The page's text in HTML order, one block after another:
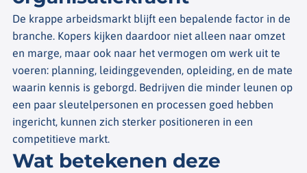
De krappe arbeidsmarkt blijft een bepalende factor in de
branche. Kopers kijken daardoor niet alleen naar omzet
en marge, maar ook naar het vermogen om werk uit te
voeren: planning, leidinggevenden, opleiding, en de mate
waarin kennis is geborgd. Bedrijven die minder leunen op
een paar sleutelpersonen en processen goed hebben
ingericht, kunnen zich sterker positioneren in een
competitieve markt.
Wat betekenen deze